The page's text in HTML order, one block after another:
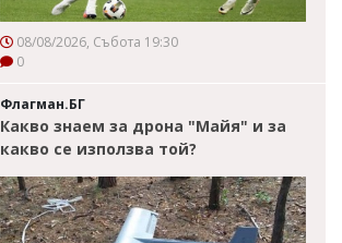
08/08/2026, Събота 19:30
0
Флагман.БГ
Какво знаем за дрона "Майя" и за
какво се използва той?